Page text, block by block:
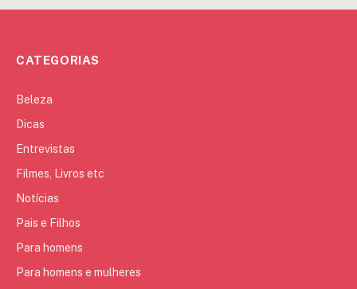
CATEGORIAS
Beleza
Dicas
Entrevistas
Filmes, Livros etc
Notícias
Pais e Filhos
Para homens
Para homens e mulheres